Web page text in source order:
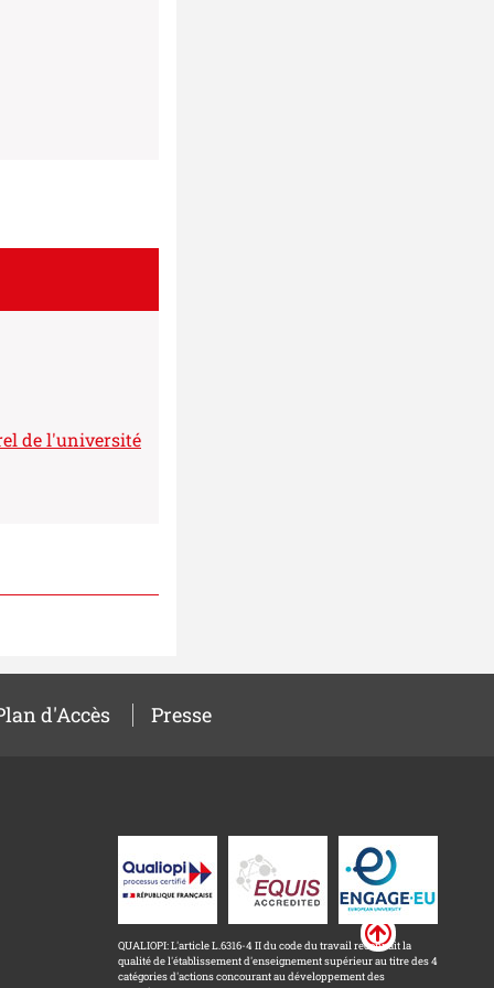
de l'université
d'Accès Presse
QUALIOPI: L'article L.6316-4 II du code du travail reconnait la
qualité de l'établissement d'enseignement supérieur au titre des 4
catégories d'actions concourant au développement des